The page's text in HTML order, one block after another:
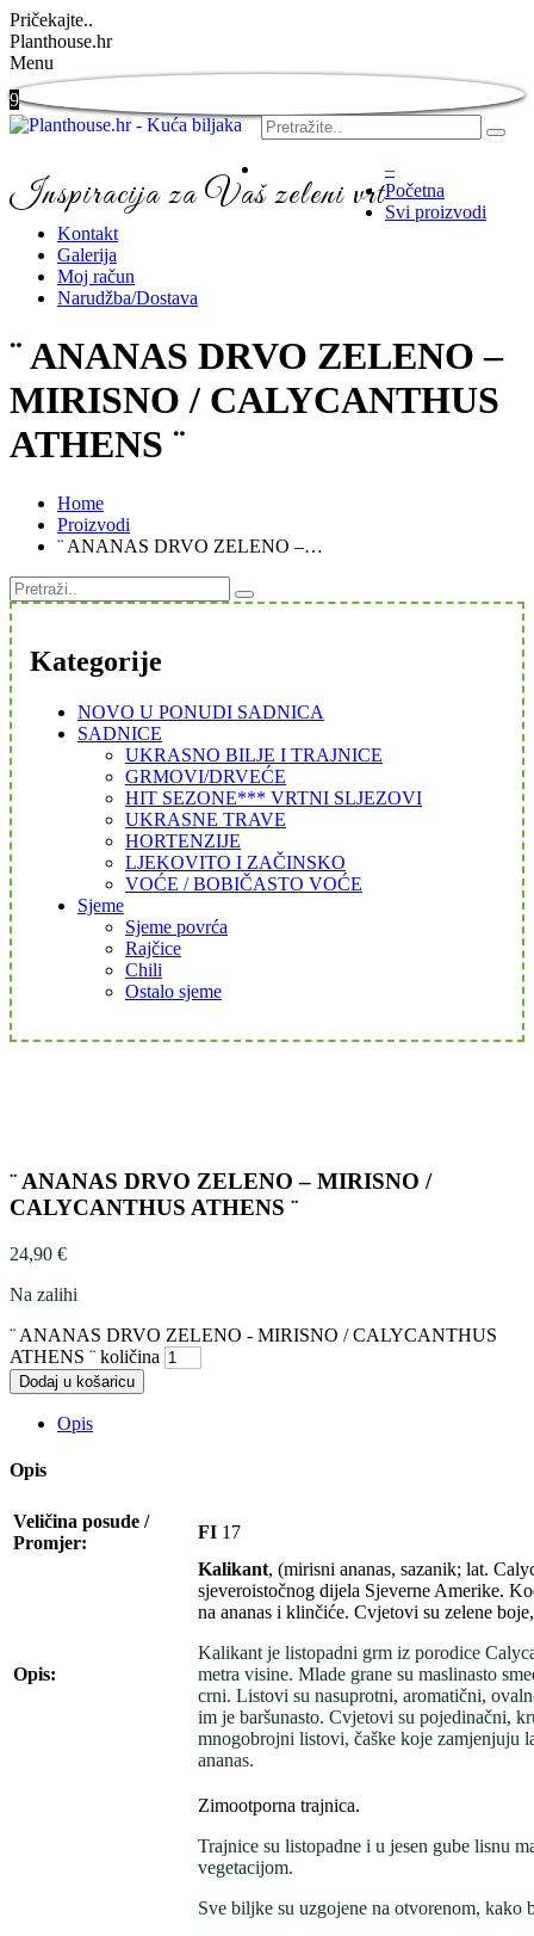
Pričekajte..
Planthouse.hr
Menu
9
Inspiracija za Vaš zeleni vrt
–
Početna
Svi proizvodi
Kontakt
Galerija
Moj račun
Narudžba/Dostava
¨ ANANAS DRVO ZELENO –
MIRISNO / CALYCANTHUS
ATHENS ¨
Home
Proizvodi
¨ ANANAS DRVO ZELENO –…
Kategorije
NOVO U PONUDI SADNICA
SADNICE
UKRASNO BILJE I TRAJNICE
GRMOVI/DRVEĆE
HIT SEZONE*** VRTNI SLJEZOVI
UKRASNE TRAVE
HORTENZIJE
LJEKOVITO I ZAČINSKO
VOĆE / BOBIČASTO VOĆE
Sjeme
Sjeme povrća
Rajčice
Chili
Ostalo sjeme
¨ ANANAS DRVO ZELENO – MIRISNO /
CALYCANTHUS ATHENS ¨
24,90 €
Na zalihi
¨ ANANAS DRVO ZELENO - MIRISNO / CALYCANTHUS
ATHENS ¨ količina
Dodaj u košaricu
Opis
Opis
Veličina posude /
Promjer:
FI 17
Opis:
Kalikant, (mirisni ananas, sazanik; lat.
sjeveroistočnog dijela Sjeverne Amerike.
na ananas i klinčiće. Cvjetovi su zelene
Kalikant je listopadni grm iz porodice
metra visine. Mlade grane su maslinasto
crni. Listovi su nasuprotni, aromatični,
im je baršunasto. Cvjetovi su pojedinačni,
mnogobrojni listovi, čaške koje zamjenjuju
ananas.
Zimootporna trajnica.
Trajnice su listopadne i u jesen gube lisnu
vegetacijom.
Sve biljke su uzgojene na otvorenom, kako